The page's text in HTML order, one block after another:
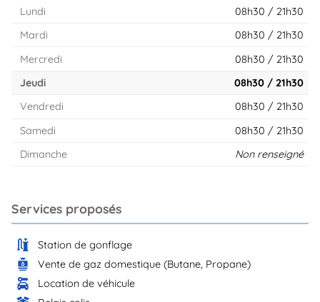
Lundi
08h30 / 21h30
Mardi
08h30 / 21h30
Mercredi
08h30 / 21h30
Jeudi
08h30 / 21h30
Vendredi
08h30 / 21h30
Samedi
08h30 / 21h30
Dimanche
Non renseigné
Services proposés
Station de gonflage
Vente de gaz domestique (Butane, Propane)
Location de véhicule